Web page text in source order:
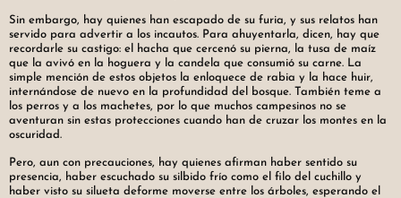
Sin embargo, hay quienes han escapado de su furia, y sus relatos han
servido para advertir a los incautos. Para ahuyentarla, dicen, hay que
recordarle su castigo: el hacha que cercenó su pierna, la tusa de maíz
que la avivó en la hoguera y la candela que consumió su carne. La
simple mención de estos objetos la enloquece de rabia y la hace huir,
internándose de nuevo en la profundidad del bosque. También teme a
los perros y a los machetes, por lo que muchos campesinos no se
aventuran sin estas protecciones cuando han de cruzar los montes en la
oscuridad.
Pero, aun con precauciones, hay quienes afirman haber sentido su
presencia, haber escuchado su silbido frío como el filo del cuchillo y
haber visto su silueta deforme moverse entre los árboles, esperando el